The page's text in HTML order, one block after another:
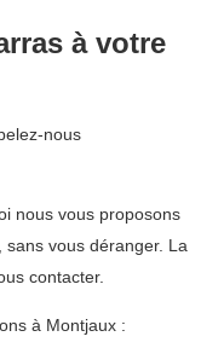
à votre
nous
nous vous proposons
vous déranger. La
contacter.
à Montjaux :